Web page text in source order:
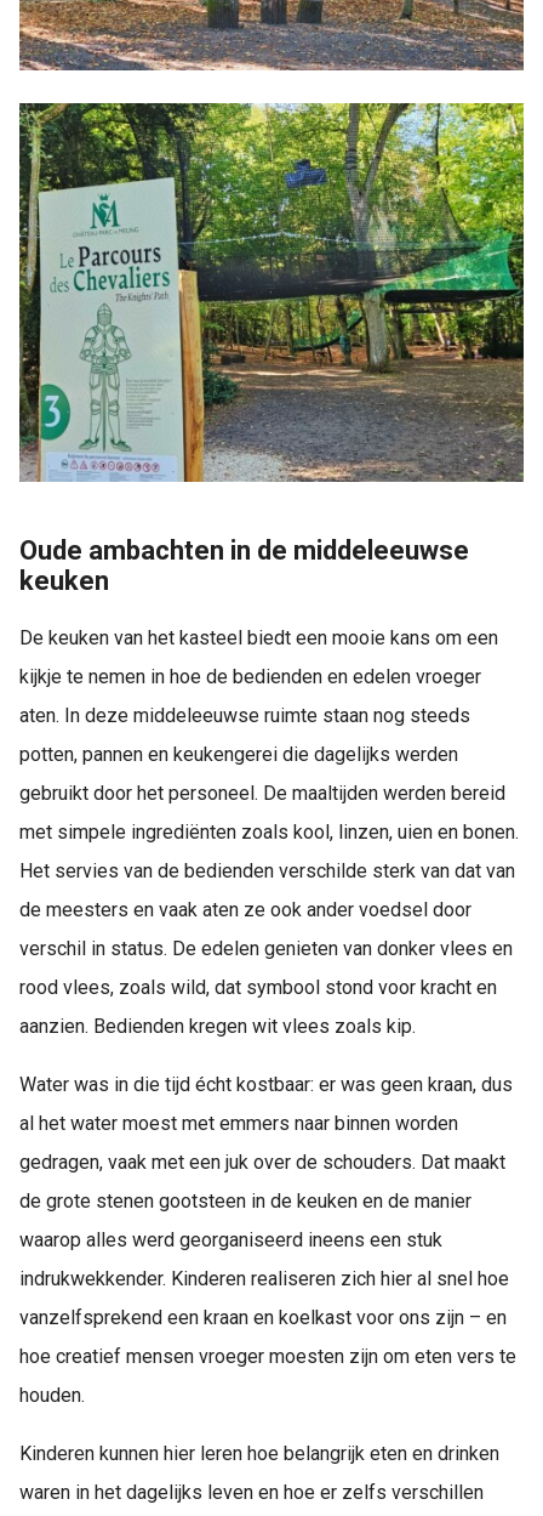
Oude ambachten in de middeleeuwse
keuken
De keuken van het kasteel biedt een mooie kans om een
kijkje te nemen in hoe de bedienden en edelen vroeger
aten. In deze middeleeuwse ruimte staan nog steeds
potten, pannen en keukengerei die dagelijks werden
gebruikt door het personeel. De maaltijden werden bereid
met simpele ingrediënten zoals kool, linzen, uien en bonen.
Het servies van de bedienden verschilde sterk van dat van
de meesters en vaak aten ze ook ander voedsel door
verschil in status. De edelen genieten van donker vlees en
rood vlees, zoals wild, dat symbool stond voor kracht en
aanzien. Bedienden kregen wit vlees zoals kip.
Water was in die tijd écht kostbaar: er was geen kraan, dus
al het water moest met emmers naar binnen worden
gedragen, vaak met een juk over de schouders. Dat maakt
de grote stenen gootsteen in de keuken en de manier
waarop alles werd georganiseerd ineens een stuk
indrukwekkender. Kinderen realiseren zich hier al snel hoe
vanzelfsprekend een kraan en koelkast voor ons zijn – en
hoe creatief mensen vroeger moesten zijn om eten vers te
houden.
Kinderen kunnen hier leren hoe belangrijk eten en drinken
waren in het dagelijks leven en hoe er zelfs verschillen